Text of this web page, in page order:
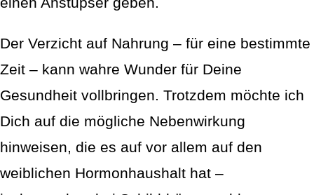
Der Verzicht auf Nahrung – für eine bestimmte
Zeit – kann wahre Wunder für Deine
Gesundheit vollbringen. Trotzdem möchte ich
Dich auf die mögliche Nebenwirkung
hinweisen, die es auf vor allem auf den
weiblichen Hormonhaushalt hat –